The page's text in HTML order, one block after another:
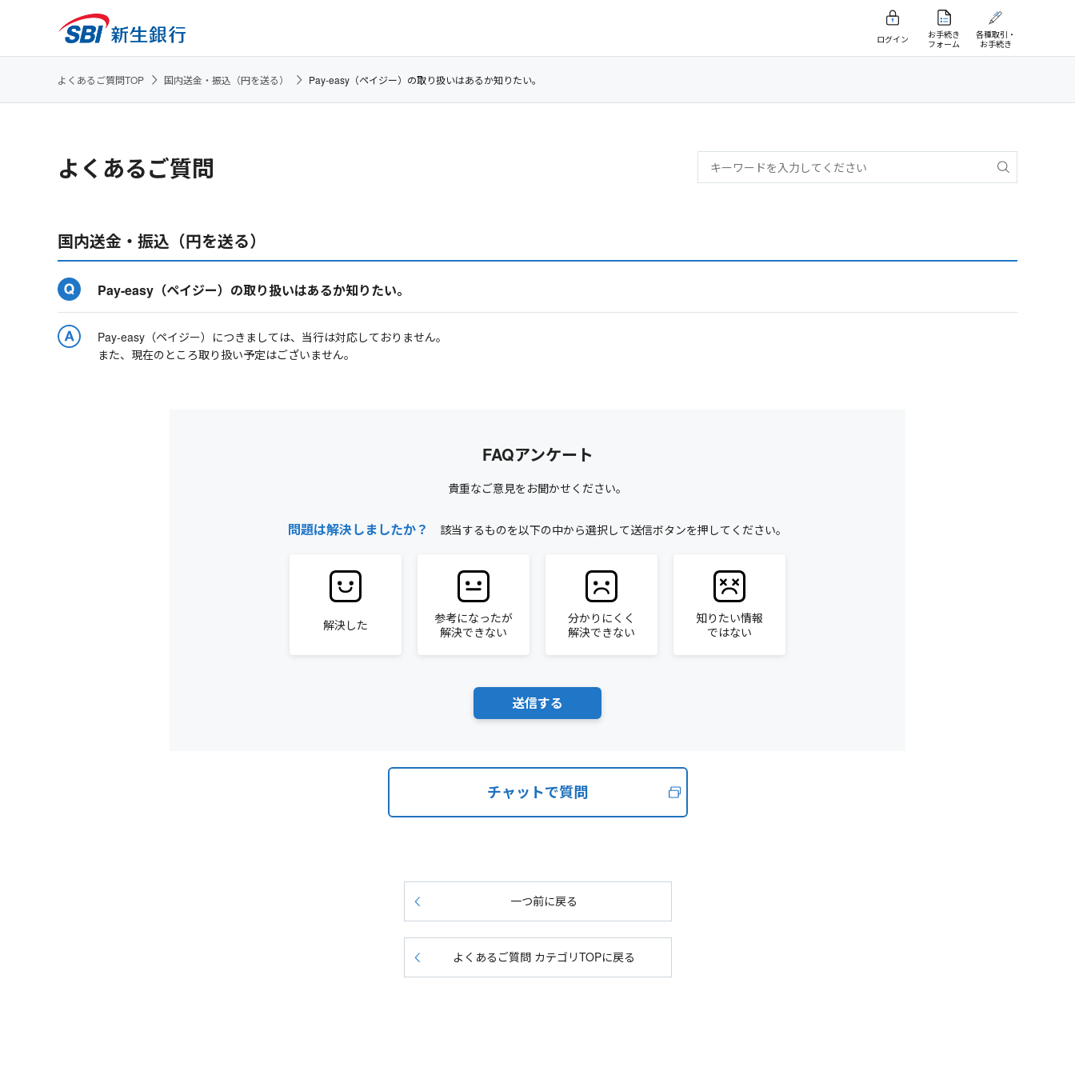
ログイン
お手続き
フォーム
各種取引・
お手続き
よくあるご質問TOP 国内送金・振込（円を送る） Pay-easy（ペイジー）の取り扱いはあるか知りたい。
よくあるご質問
国内送金・振込（円を送る）
Pay-easy（ペイジー）の取り扱いはあるか知りたい。
Pay-easy（ペイジー）につきましては、当行は対応しておりません。
また、現在のところ取り扱い予定はございません。
FAQアンケート
貴重なご意見をお聞かせください。
問題は解決しましたか？ 該当するものを以下の中から選択して送信ボタンを押してください。
解決した
参考になったが
解決できない
分かりにくく
解決できない
知りたい情報
ではない
チャットで質問
一つ前に戻る
よくあるご質問 カテゴリTOPに戻る